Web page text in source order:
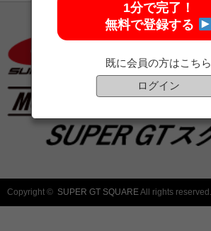
Copyright © SUPER GT SQUAREAll rights reserved.
1分で完了！
無料で登録する
既に会員の方はこちら
ログイン